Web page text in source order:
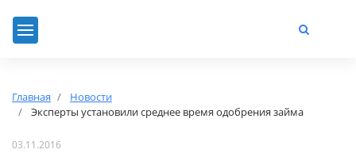
Главная
Новости
Эксперты установили среднее время одобрения займа
03.11.2016